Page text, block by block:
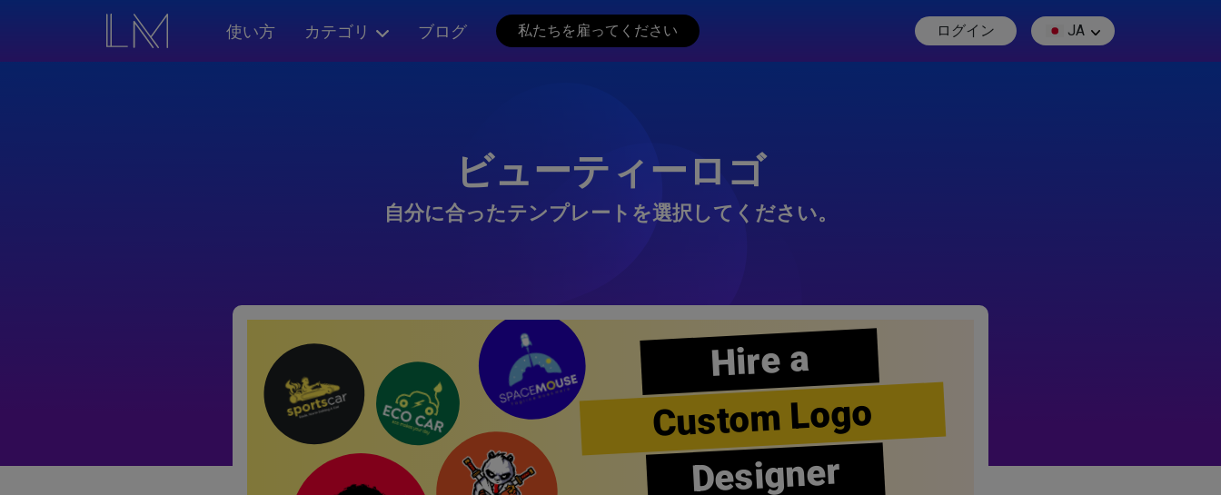
使い方 カテゴリ ブログ 私たちを雇ってください ログイン JA
ビューティーロゴ
自分に合ったテンプレートを選択してください。
Hire a
Custom Logo
Designer